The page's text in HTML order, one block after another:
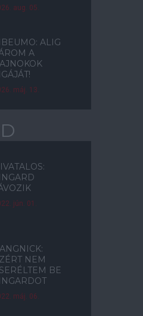
aug. 05.
ALIG
A
máj. 13.
jún. 01.
NEM
BE
máj. 06.